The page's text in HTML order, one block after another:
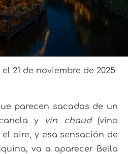
21 de noviembre de 2025
parecen sacadas de un
y vin chaud(vino
aire, y esa sensación de
va a aparecer Bella